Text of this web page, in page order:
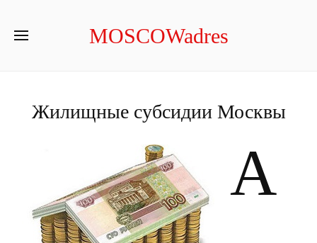
MOSCOWadres
Жилищные субсидии Москвы
А